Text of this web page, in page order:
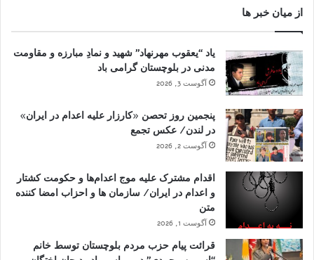
از میان خبر ها
یاد “یعقوب مهرنهاد” شهید و نمادِ مبارزه و مقاومت
مدنی در بلوچستان گرامی باد
آگوست 3, 2026
پنجمین روز تحصن «کارزار علیه اعدام در ایران»
در لندن/ عکس تجمع
آگوست 2, 2026
اقدام مشترک علیه موج اعدام‌ها و حکومت کشتار
و اعدام در ایران/ سازمان ها و احزاب امضا کننده
متن
آگوست 1, 2026
قرائت پیام حزب مردم بلوچستان توسط خانم